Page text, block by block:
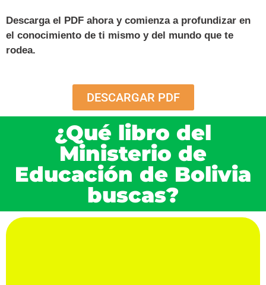
Descarga el PDF ahora y comienza a profundizar en
el conocimiento de ti mismo y del mundo que te
rodea.
DESCARGAR PDF
¿Qué libro del
Ministerio de
Educación de Bolivia
buscas?